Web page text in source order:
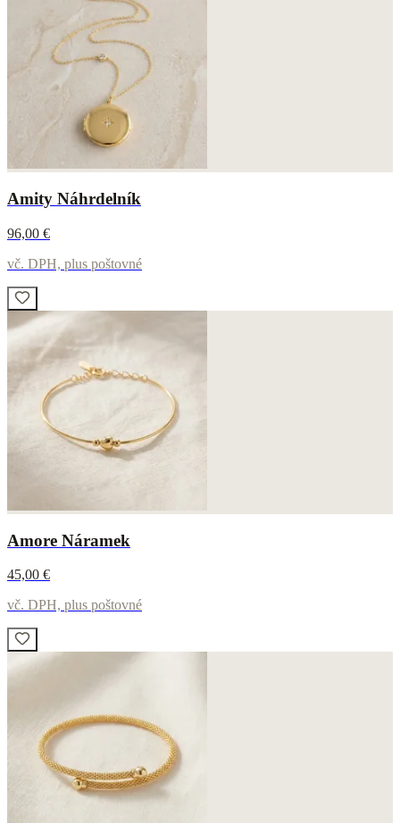
Amity Náhrdelník
96,00 €
vč. DPH, plus poštovné
Amore Náramek
45,00 €
vč. DPH, plus poštovné